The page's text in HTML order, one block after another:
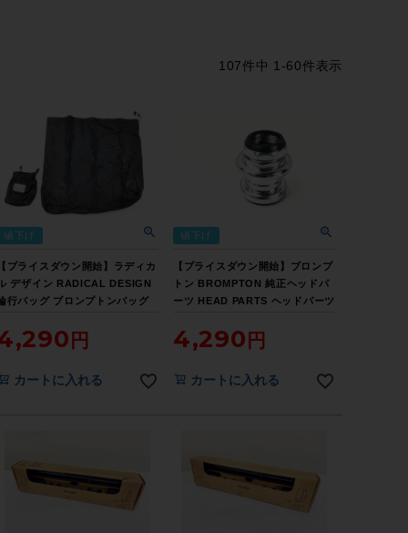
107件中 1 -60件表示
値下げ
プライスダウン開始】ラディカ
デザイン RADICAL DESIGN
行バッグ ブロンプトンバッグ
】
カートに入れる
値下げ
【プライスダウン開始】ブロンプ
トン BROMPTON 純正ヘッドパ
ーツ HEAD PARTS ヘッドパーツ
4,290
カートに入れる